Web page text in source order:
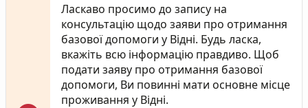
Ласкаво просимо до запису на
консультацію щодо заяви про отримання
базової допомоги у Відні. Будь ласка,
вкажіть всю інформацію правдиво. Щоб
подати заяву про отримання базової
допомоги, Ви повинні мати основне місце
проживання у Відні.